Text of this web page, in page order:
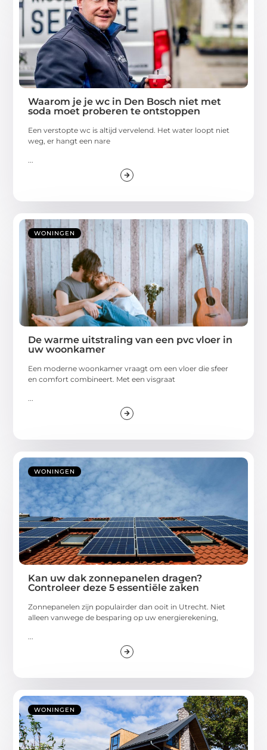
Waarom je je wc in Den Bosch niet met
soda moet proberen te ontstoppen
Een verstopte wc is altijd vervelend. Het water loopt niet
weg, er hangt een nare
...
WONINGEN
De warme uitstraling van een pvc vloer in
uw woonkamer
Een moderne woonkamer vraagt om een vloer die sfeer
en comfort combineert. Met een visgraat
...
WONINGEN
Kan uw dak zonnepanelen dragen?
Controleer deze 5 essentiële zaken
Zonnepanelen zijn populairder dan ooit in Utrecht. Niet
alleen vanwege de besparing op uw energierekening,
...
WONINGEN